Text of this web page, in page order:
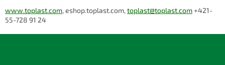
www.toplast.com, eshop.toplast.com, toplast@toplast.com+421-
55-728 91 24